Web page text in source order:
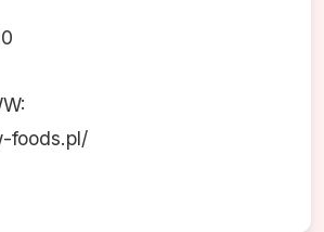
foods.pl/